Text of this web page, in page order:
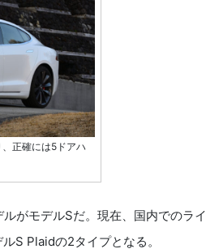
正確には5ドアハ
がモデルSだ。現在、国内でのライ
S Plaidの2タイプとなる。